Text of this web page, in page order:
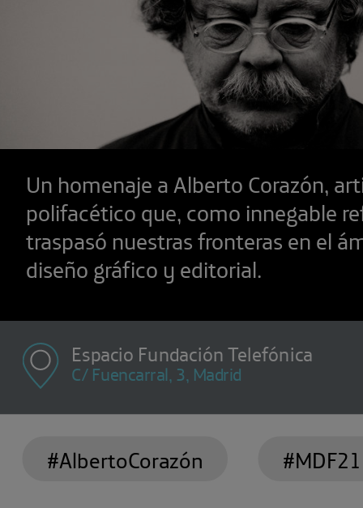
Un homenaje a Alberto Corazón,
polifacético que, como innegable
traspasó nuestras fronteras en el
diseño gráfico y editorial.
Espacio Fundación Telefónica
C/ Fuencarral, 3, Madrid
#AlbertoCorazón #MDF21